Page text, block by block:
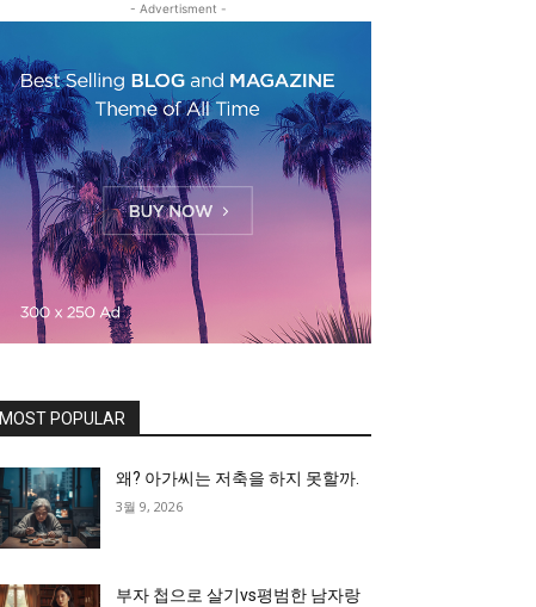
- Advertisment -
MOST POPULAR
왜? 아가씨는 저축을 하지 못할까.
3월 9, 2026
부자 첩으로 살기vs평범한 남자랑